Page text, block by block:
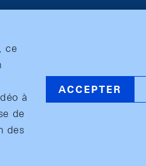
ce
à
de
des
ACCEPTER